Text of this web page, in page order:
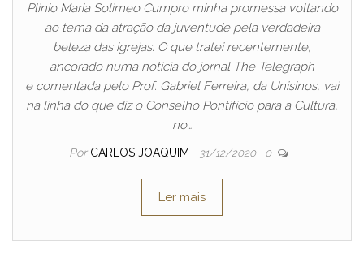
Plinio Maria Solimeo Cumpro minha promessa voltando
ao tema da atração da juventude pela verdadeira
beleza das igrejas. O que tratei recentemente,
ancorado numa notícia do jornal The Telegraph
e comentada pelo Prof. Gabriel Ferreira, da Unisinos, vai
na linha do que diz o Conselho Pontifício para a Cultura,
no…
Por CARLOS JOAQUIM 31/12/2020 0
Ler mais